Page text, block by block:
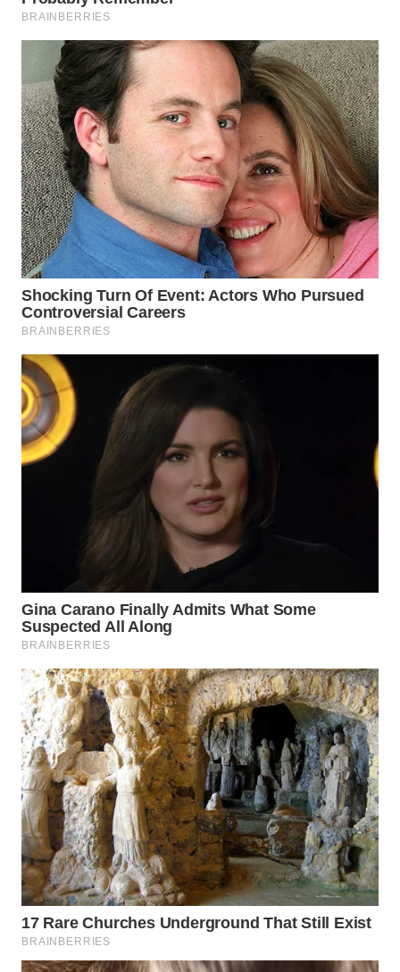
WN
WN
BINJAI
WN
CIREBON
WN
INDRAMAYU
WN
KUNINGAN
MAJALENGKA
WN
SUBANG
PURWAKARTA
WN
PRIANGAN
TIMUR
WN
SEMARANG
WN
SOLO
WN
BOROBUDUR
WN
MADURA